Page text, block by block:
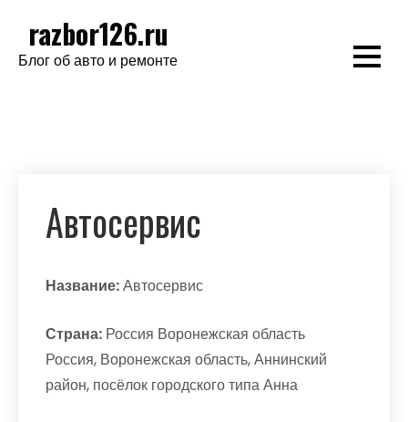
содержимому
razbor126.ru
Блог об авто и ремонте
Автосервис
Название:Автосервис
Страна: Россия Воронежская область
Россия, Воронежская область, Аннинский
район, посёлок городского типа Анна